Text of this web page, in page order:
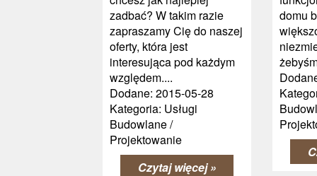
zadbać? W takim razie
zapraszamy Cię do naszej
oferty, która jest
interesująca pod każdym
względem....
Dodane: 2015-05-28
Kategoria: Usługi
Budowlane /
Projektowanie
Czytaj więcej »
domu